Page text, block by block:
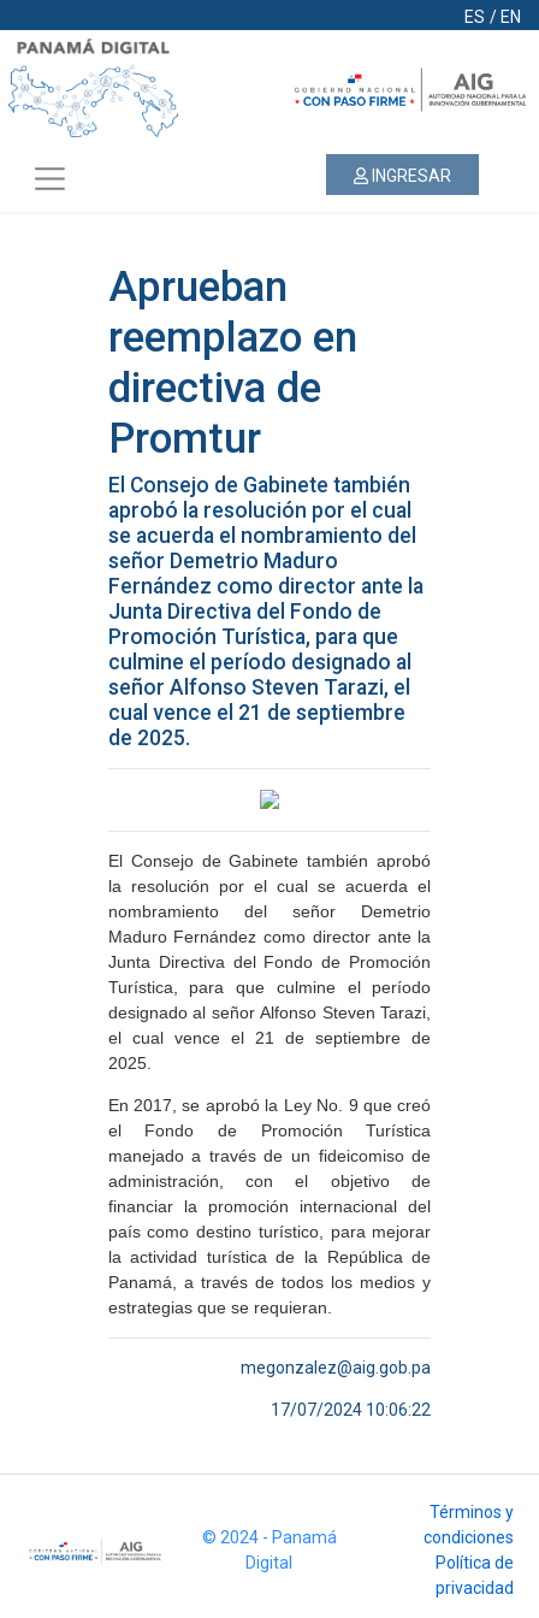
ES / EN
INGRESAR
Aprueban
reemplazo en
directiva de
Promtur
El Consejo de Gabinete también
aprobó la resolución por el cual
se acuerda el nombramiento del
señor Demetrio Maduro
Fernández como director ante la
Junta Directiva del Fondo de
Promoción Turística, para que
culmine el período designado al
señor Alfonso Steven Tarazi, el
cual vence el 21 de septiembre
de 2025.
El Consejo de Gabinete también aprobó
la resolución por el cual se acuerda el
nombramiento del señor Demetrio
Maduro Fernández como director ante la
Junta Directiva del Fondo de Promoción
Turística, para que culmine el período
designado al señor Alfonso Steven Tarazi,
el cual vence el 21 de septiembre de
2025.
En 2017, se aprobó la Ley No. 9 que creó
el Fondo de Promoción Turística
manejado a través de un fideicomiso de
administración, con el objetivo de
financiar la promoción internacional del
país como destino turístico, para mejorar
la actividad turística de la República de
Panamá, a través de todos los medios y
estrategias que se requieran.
megonzalez@aig.gob.pa
17/07/2024 10:06:22
© 2024 - Panamá
Digital
Términos y
condiciones
Política de
privacidad